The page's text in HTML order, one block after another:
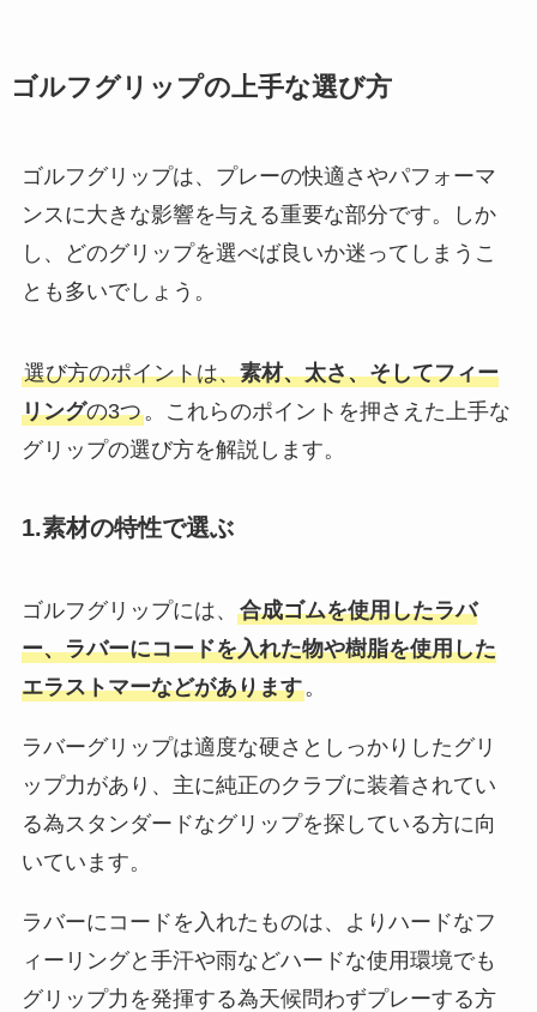
ゴルフグリップの上手な選び方
ゴルフグリップは、プレーの快適さやパフォーマ
ンスに大きな影響を与える重要な部分です。しか
し、どのグリップを選べば良いか迷ってしまうこ
とも多いでしょう。
選び方のポイントは、素材、太さ、そしてフィー
リングの3つ。これらのポイントを押さえた上手な
グリップの選び方を解説します。
1.素材の特性で選ぶ
ゴルフグリップには、 合成ゴムを使用したラバ
ー、ラバーにコードを入れた物や樹脂を使用した
エラストマーなどがあります。
ラバーグリップは適度な硬さとしっかりしたグリ
ップ力があり、主に純正のクラブに装着されてい
る為スタンダードなグリップを探している方に向
いています。
ラバーにコードを入れたものは、よりハードなフ
ィーリングと手汗や雨などハードな使用環境でも
グリップ力を発揮する為天候問わずプレーする方